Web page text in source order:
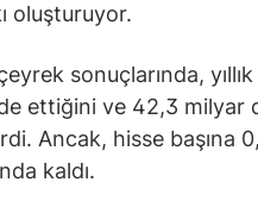
oluşturuyor.
sonuçlarında,
ettiğini ve 42,3 milyar
Ancak, hisse başına
kaldı.